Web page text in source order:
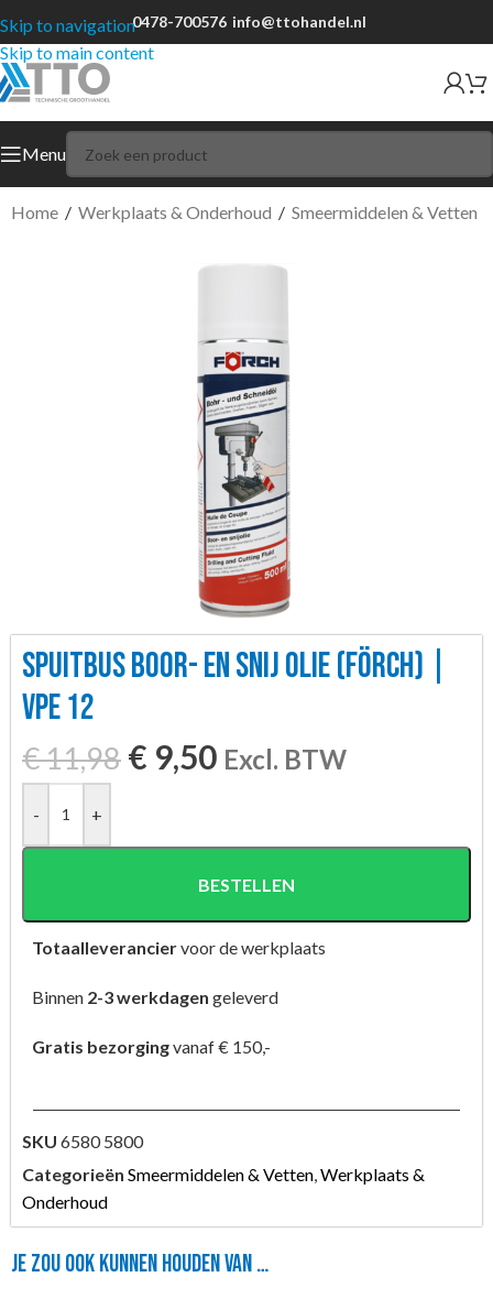
Skip to navigation
Skip to main content
0478-700576 info@ttohandel.nl
Menu
Home / Werkplaats & Onderhoud / Smeermiddelen & Vetten
SPUITBUS BOOR- EN SNIJ OLIE (FÖRCH) |
VPE 12
€11,98 € 9,50 Excl. BTW
- +
BESTELLEN
Totaalleveranciervoor de werkplaats
Binnen 2-3 werkdagen geleverd
Gratis bezorgingvanaf € 150,-
SKU 6580 5800
Categorieën Smeermiddelen & Vetten Werkplaats &
Onderhoud
Je zou ook kunnen houden van …